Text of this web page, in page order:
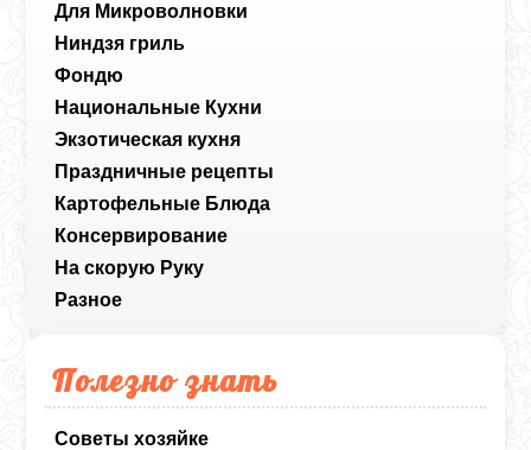
Для Микроволновки
Ниндзя гриль
Фондю
Национальные Кухни
Экзотическая кухня
Праздничные рецепты
Картофельные Блюда
Консервирование
На скорую Руку
Разное
Полезно знать
Советы хозяйке